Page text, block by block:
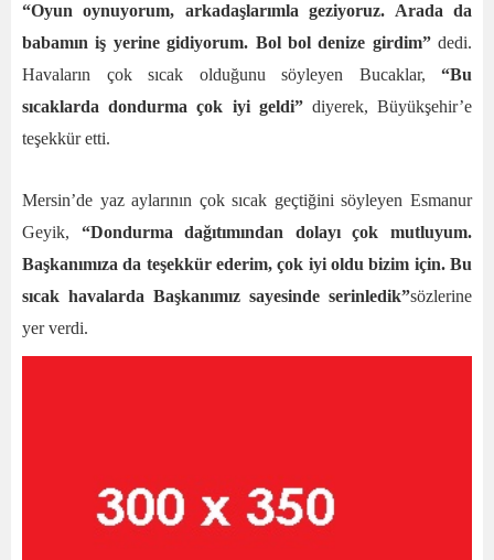
“Oyun oynuyorum, arkadaşlarımla geziyoruz. Arada da
babamın iş yerine gidiyorum. Bol bol denize girdim”dedi.
Havaların çok sıcak olduğunu söyleyen Bucaklar, “Bu
sıcaklarda dondurma çok iyi geldi”diyerek, Büyükşehir’e
teşekkür etti.
Mersin’de yaz aylarının çok sıcak geçtiğini söyleyen Esmanur
Geyik, “Dondurma dağıtımından dolayı çok mutluyum.
Başkanımıza da teşekkür ederim, çok iyi oldu bizim için. Bu
sıcak havalarda Başkanımız sayesinde serinledik”sözlerine
yer verdi.